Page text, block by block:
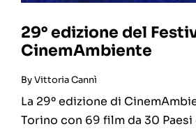
29° edizione del
CinemAmbiente
ByVittoria Cannì
La 29º edizione di
Torino con 69 film da 30 Paesi